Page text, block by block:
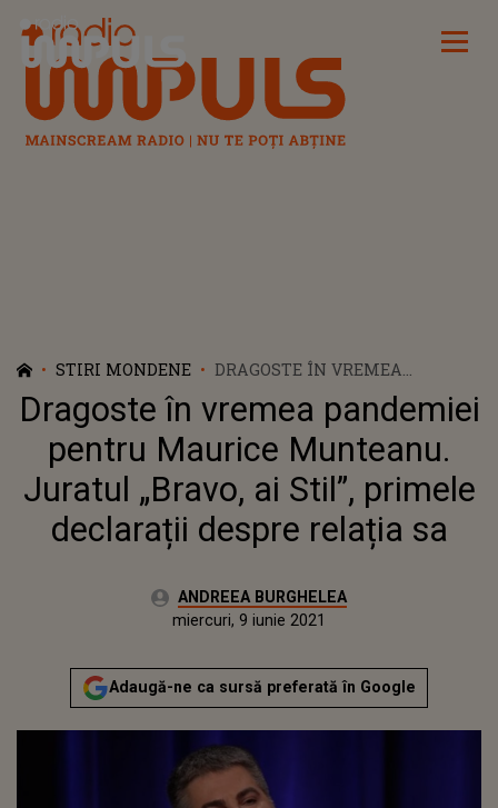
Radio Impuls
STIRI MONDENE
DRAGOSTE ÎN VREMEA
PANDEMIEI PENTRU MAURICE
MUNTEANU. JURATUL „BRAVO,
AI STIL”, PRIMELE DECLARAȚII
DESPRE RELAȚIA SA
Dragoste în vremea pandemiei
pentru Maurice Munteanu.
Juratul „Bravo, ai Stil”, primele
declarații despre relația sa
Autor:ANDREEA BURGHELEA
Actualizat:
miercuri, 9 iunie 2021
Adaugă-ne ca sursă preferată în Google